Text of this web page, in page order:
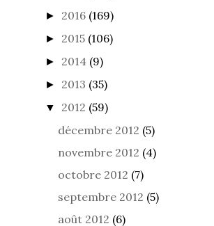
► 2016 (169)
► 2015 (106)
► 2014 (9)
► 2013 (35)
▼ 2012 (59)
décembre 2012 (5)
novembre 2012 (4)
octobre 2012 (7)
septembre 2012 (5)
août 2012 (6)